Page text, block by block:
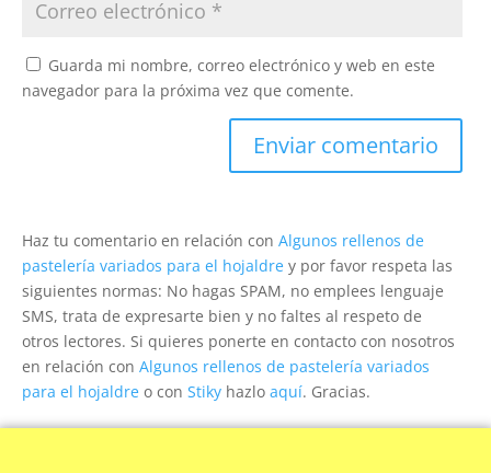
Guarda mi nombre, correo electrónico y web en este
navegador para la próxima vez que comente.
Haz tu comentario en relación con Algunos rellenos de
pastelería variados para el hojaldre y por favor respeta las
siguientes normas: No hagas SPAM, no emplees lenguaje
SMS, trata de expresarte bien y no faltes al respeto de
otros lectores. Si quieres ponerte en contacto con nosotros
en relación con Algunos rellenos de pastelería variados
para el hojaldre o con Stiky hazlo aquí. Gracias.